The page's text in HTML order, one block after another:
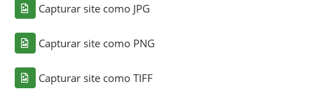
Capturar site como JPG
Capturar site como PNG
Capturar site como TIFF